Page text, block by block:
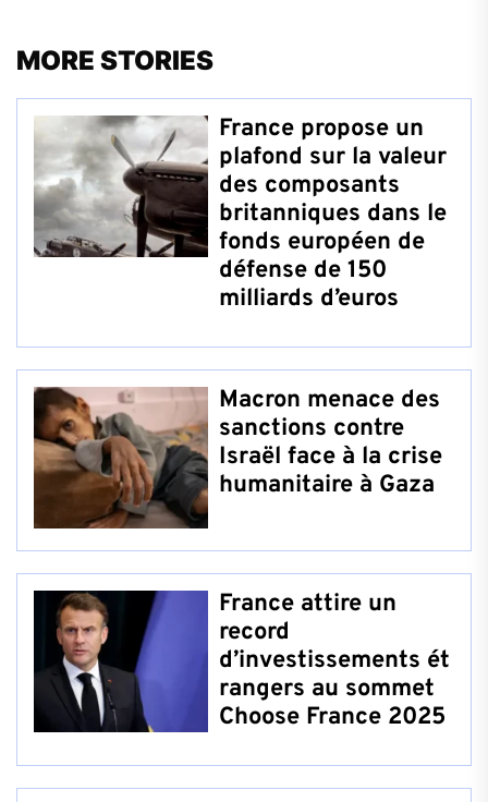
MORE STORIES
France propose un
plafond sur la valeur
des composants
britanniques dans le
fonds européen de
défense de 150
milliards d’euros
Macron menace des
sanctions contre
Israël face à la crise
humanitaire à Gaza
France attire un
record
d’investissements ét
rangers au sommet
Choose France 2025